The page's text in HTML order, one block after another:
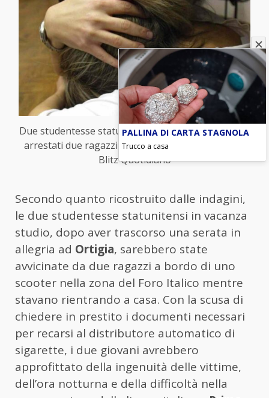
Due studentesse statunitensi violentate a Siracusa,
arrestati due ragazzi di 18 e 19 anni (Foto Ansa) –
Blitz Quotidiano
Secondo quanto ricostruito dalle indagini,
le due studentesse statunitensi in vacanza
studio, dopo aver trascorso una serata in
allegria ad Ortigia, sarebbero state
avvicinate da due ragazzi a bordo di uno
scooter nella zona del Foro Italico mentre
stavano rientrando a casa. Con la scusa di
chiedere in prestito i documenti necessari
per recarsi al distributore automatico di
sigarette, i due giovani avrebbero
approfittato della ingenuità delle vittime,
dell’ora notturna e della difficoltà nella
PALLINA DI CARTA STAGNOLA
Trucco a casa